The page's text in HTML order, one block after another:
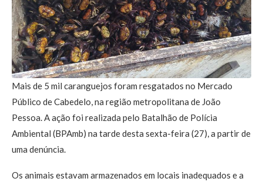
Mais de 5 mil caranguejos foram resgatados no Mercado
Público de Cabedelo, na região metropolitana de João
Pessoa. A ação foi realizada pelo Batalhão de Polícia
Ambiental (BPAmb) na tarde desta sexta-feira (27), a partir de
uma denúncia.
Os animais estavam armazenados em locais inadequados e a